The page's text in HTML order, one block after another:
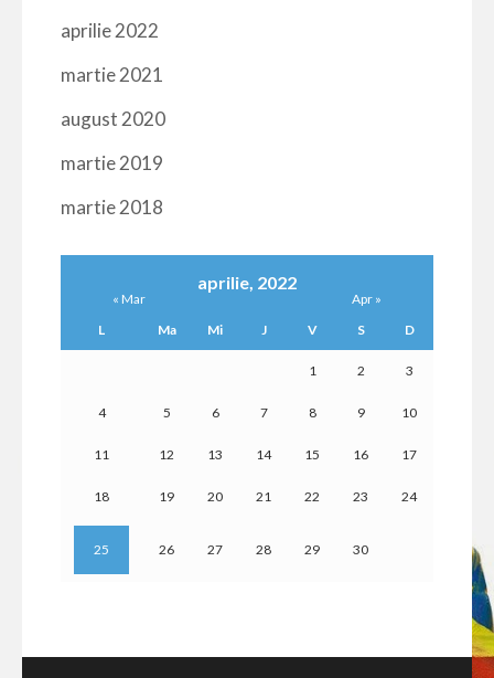
aprilie 2022
martie 2021
august 2020
martie 2019
martie 2018
aprilie, 2022
L Ma Mi J V S D
« Mar Apr »
1 2 3
4 5 6 7 8 9 10
11 12 13 14 15 16 17
18 19 20 21 22 23 24
25 26 27 28 29 30